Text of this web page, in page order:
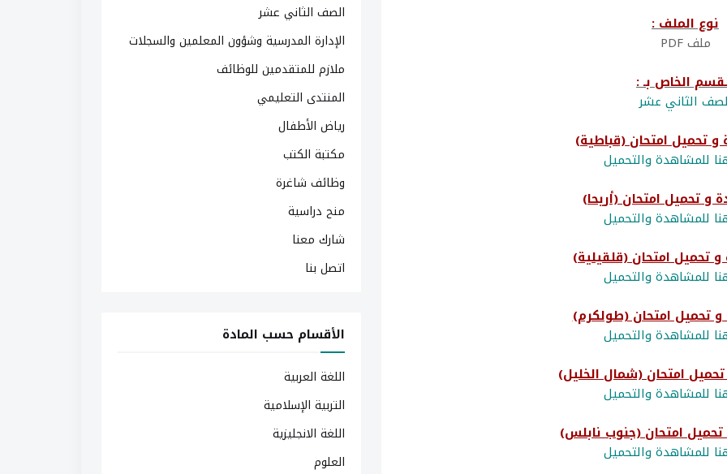
نوع الملف :
ملف PDF
الخاص بـ :
الثاني عشر
للمشاهدة والتحميل
للمشاهدة والتحميل
للمشاهدة والتحميل
للمشاهدة والتحميل
للمشاهدة والتحميل
للمشاهدة والتحميل
الصف الثاني عشر
الإدارة المدرسية وشؤون المعلمين والسجلات
ملازم للمتقدمين للوظائف
المنتدى التعليمي
رياض الأطفال
مكتبة الكتب
وظائف شاغرة
منح دراسية
شارك معنا
اتصل بنا
الأقسام حسب المادة
اللغة العربية
التربية الإسلامية
اللغة الانجليزية
العلوم